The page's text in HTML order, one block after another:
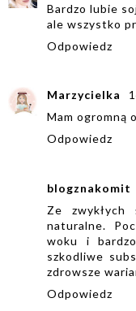
Bardzo lubie
ale wszystko
Odpowiedz
Marzycielka
Mam ogromną
Odpowiedz
blogznakomit
Ze zwykłych
naturalne.
woku i
szkodliwe
zdrowsze
Odpowiedz